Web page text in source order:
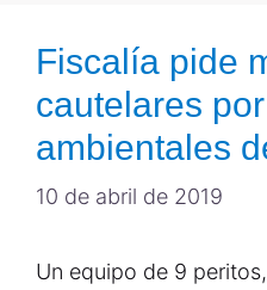
Fiscalía pide
cautelares
ambientales
10 de abril de 2019
Un equipo de 9